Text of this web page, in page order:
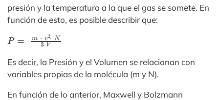
presión y la temperatura a la que el gas se somete. En
función de esto, es posible describir que:
P= v2 N 3⋅
Es decir, la Presión y el Volumen se relacionan con
variables propias de la molécula (m y N).
En función de lo anterior, Maxwell y Bolzmann